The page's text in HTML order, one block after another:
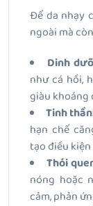
Để da nhạy
ngoài mà
Dinh
như cá hồi,
giàu khoáng
Tinh
hạn chế
tạo điều
Thói
nóng hoặc
cảm, phản